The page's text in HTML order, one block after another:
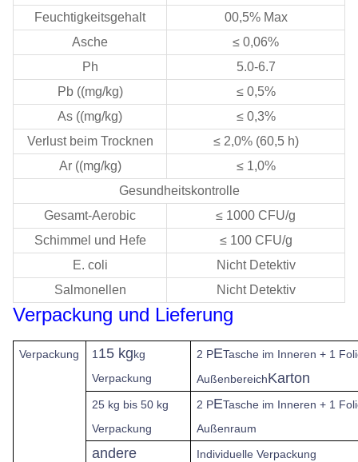
Feuchtigkeitsgehalt
00,5% Max
Asche
≤ 0,06%
Ph
5.0-6.7
Pb ((mg/kg)
≤ 0,5%
As ((mg/kg)
≤ 0,3%
Verlust beim Trocknen
≤ 2,0% (60,5 h)
Ar ((mg/kg)
≤ 1,0%
Gesundheitskontrolle
Gesamt-Aerobic
≤ 1000 CFU/g
Schimmel und Hefe
≤ 100 CFU/g
E. coli
Nicht Detektiv
Salmonellen
Nicht Detektiv
Verpackung und Lieferung
Verpackung 1 15 kgkg
Verpackung
2 PETasche im Inneren + 1
AußenbereichKarton
25 kg bis 50 kg
Verpackung
2 PETasche im Inneren + 1
Außenraum
andere
Individuelle Verpackung